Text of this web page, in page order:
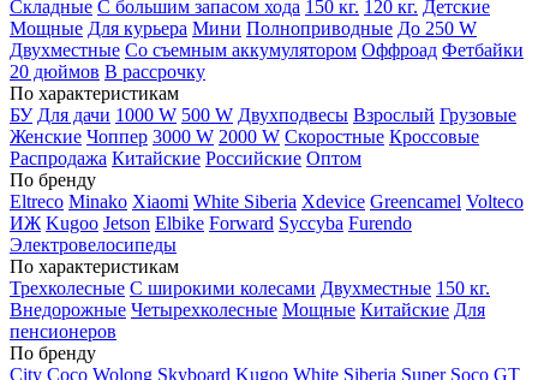
Складные С большим запасом хода 150 кг. 120 кг. Детские
Мощные Для курьера Мини Полноприводные До 250 W
Двухместные Со съемным аккумулятором Оффроад Фетбайки
20 дюймов В рассрочку
По характеристикам
БУ Для дачи 1000 W 500 W Двухподвесы Взрослый Грузовые
Женские Чоппер 3000 W 2000 W Скоростные Кроссовые
Распродажа Китайские Российские Оптом
По бренду
Eltreco Minako Xiaomi White Siberia Xdevice Greencamel Volteco
ИЖ Kugoo Jetson Elbike Forward Syccyba Furendo
Электровелосипеды
По характеристикам
Трехколесные С широкими колесами Двухместные 150 кг.
Внедорожные Четырехколесные Мощные Китайские Для
пенсионеров
По бренду
City Coco Wolong Skyboard Kugoo White Siberia Super Soco GT